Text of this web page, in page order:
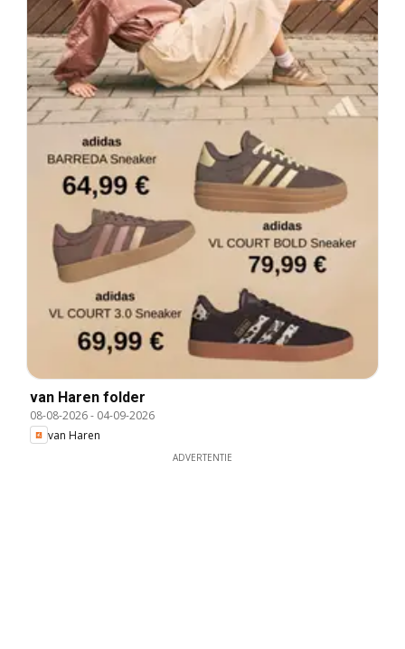
van Haren folder
08-08-2026- 04-09-2026
van Haren
ADVERTENTIE